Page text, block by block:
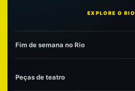
EXPLORE O RIO
Fim de semana no Rio
Peças de teatro